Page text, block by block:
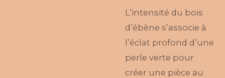
L’intensité du bois
d’ébène s’associe à
l’éclat profond d’une
perle verte pour
créer une pièce au